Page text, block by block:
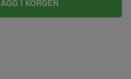
I KORGEN